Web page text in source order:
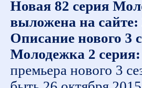
Новая 82 серия
выложена на сайте:
Описание нового 3
Молодежка 2 серия:
премьера нового 3